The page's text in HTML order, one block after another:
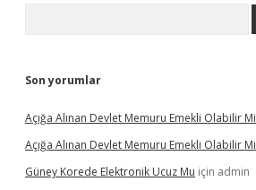
Son yorumlar
Açığa Alınan Devlet Memuru Emekli Olabilir Mi
Açığa Alınan Devlet Memuru Emekli Olabilir Mi
Güney Korede Elektronik Ucuz Mu için admin